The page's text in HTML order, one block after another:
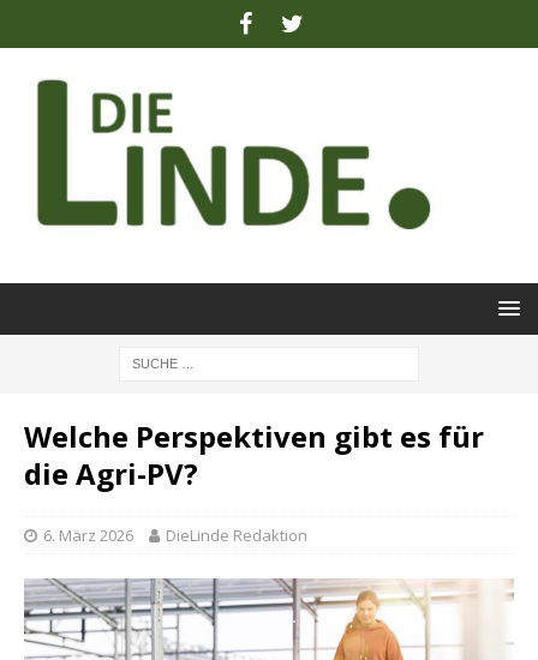
Welche Perspektiven gibt es für
die Agri-PV?
6. März 2026 DieLinde Redaktion